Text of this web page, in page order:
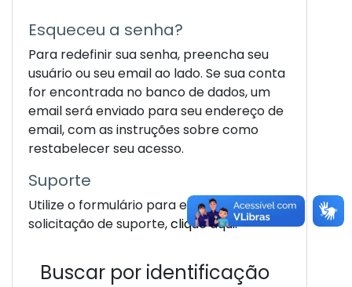
Esqueceu a senha?
Para redefinir sua senha, preencha seu
usuário ou seu email ao lado. Se sua conta
for encontrada no banco de dados, um
email será enviado para seu endereço de
email, com as instruções sobre como
restabelecer seu acesso.
Suporte
Utilize o formulário para enviar uma
solicitação de suporte,clique aqui.
Buscar por identificação